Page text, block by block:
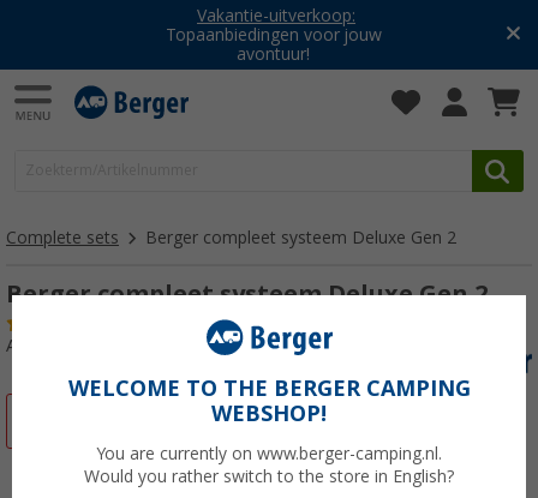
Vakantie-uitverkoop:
Topaanbiedingen voor jouw
avontuur!
Complete sets Berger compleet systeem Deluxe Gen 2
Berger compleet systeem Deluxe Gen 2
Artikelnr: 173593
WELCOME TO THE BERGER CAMPING
WEBSHOP!
You are currently on www.berger-camping.nl.
Would you rather switch to the store in English?